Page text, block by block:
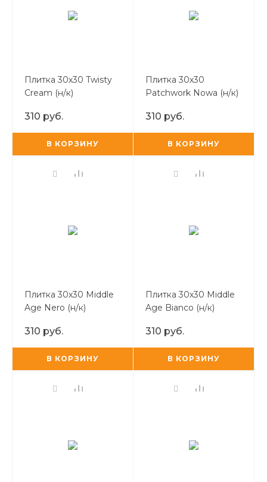
Плитка 30х30 Twisty
Cream (н/к)
310 руб.
В КОРЗИНУ
Плитка 30х30
Patchwork Nowa (н/к)
310 руб.
В КОРЗИНУ
Плитка 30х30 Middle
Age Nero (н/к)
310 руб.
В КОРЗИНУ
Плитка 30х30 Middle
Age Bianco (н/к)
310 руб.
В КОРЗИНУ